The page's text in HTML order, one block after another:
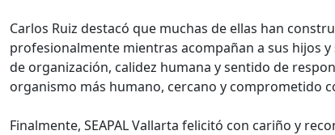
Carlos Ruiz destacó que muchas de ellas han
profesionalmente mientras acompañan a sus hijos
de organización, calidez humana y sentido de
organismo más humano, cercano y comprometido
Finalmente, SEAPAL Vallarta felicitó con cariño y